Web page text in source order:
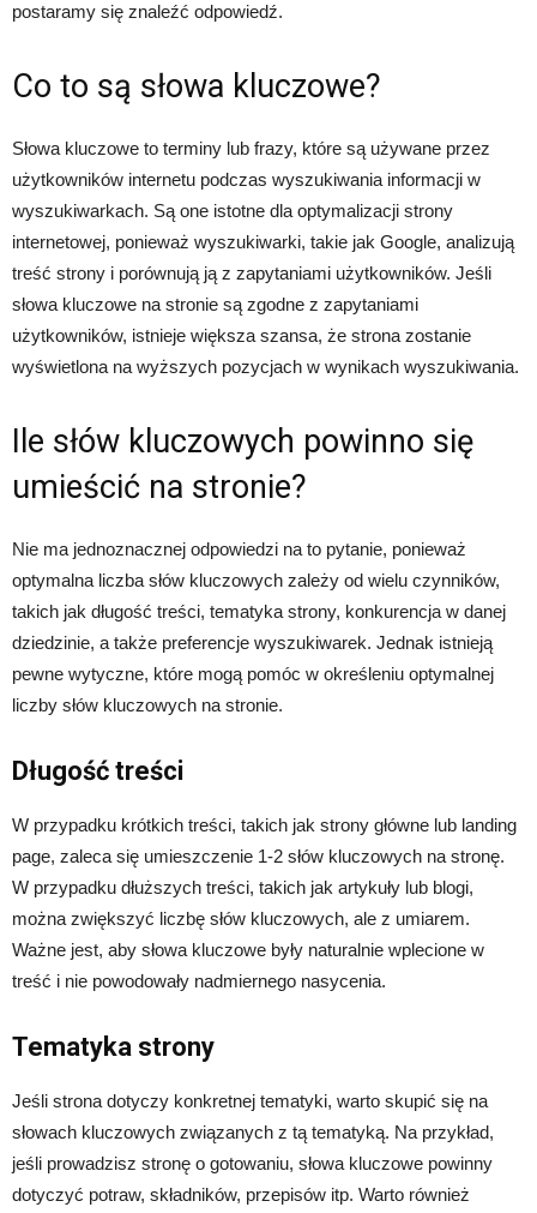
postaramy się znaleźć odpowiedź.
Co to są słowa kluczowe?
Słowa kluczowe to terminy lub frazy, które są używane przez
użytkowników internetu podczas wyszukiwania informacji w
wyszukiwarkach. Są one istotne dla optymalizacji strony
internetowej, ponieważ wyszukiwarki, takie jak Google, analizują
treść strony i porównują ją z zapytaniami użytkowników. Jeśli
słowa kluczowe na stronie są zgodne z zapytaniami
użytkowników, istnieje większa szansa, że strona zostanie
wyświetlona na wyższych pozycjach w wynikach wyszukiwania.
Ile słów kluczowych powinno się
umieścić na stronie?
Nie ma jednoznacznej odpowiedzi na to pytanie, ponieważ
optymalna liczba słów kluczowych zależy od wielu czynników,
takich jak długość treści, tematyka strony, konkurencja w danej
dziedzinie, a także preferencje wyszukiwarek. Jednak istnieją
pewne wytyczne, które mogą pomóc w określeniu optymalnej
liczby słów kluczowych na stronie.
Długość treści
W przypadku krótkich treści, takich jak strony główne lub landing
page, zaleca się umieszczenie 1-2 słów kluczowych na stronę.
W przypadku dłuższych treści, takich jak artykuły lub blogi,
można zwiększyć liczbę słów kluczowych, ale z umiarem.
Ważne jest, aby słowa kluczowe były naturalnie wplecione w
treść i nie powodowały nadmiernego nasycenia.
Tematyka strony
Jeśli strona dotyczy konkretnej tematyki, warto skupić się na
słowach kluczowych związanych z tą tematyką. Na przykład,
jeśli prowadzisz stronę o gotowaniu, słowa kluczowe powinny
dotyczyć potraw, składników, przepisów itp. Warto również